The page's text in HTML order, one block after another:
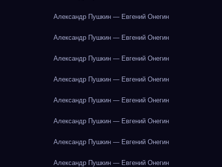
Александр Пушкин — Евгений Онегин
Александр Пушкин — Евгений Онегин
Александр Пушкин — Евгений Онегин
Александр Пушкин — Евгений Онегин
Александр Пушкин — Евгений Онегин
Александр Пушкин — Евгений Онегин
Александр Пушкин — Евгений Онегин
Александр Пушкин — Евгений Онегин